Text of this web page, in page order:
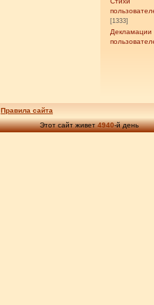
[1333]
Декламации
Правила сайта
Этот сайт живет4940-й день